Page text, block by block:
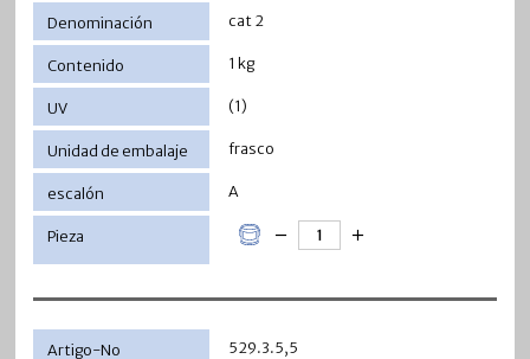
cat 2
1 kg
(1)
frasco
A
529.3.5,5